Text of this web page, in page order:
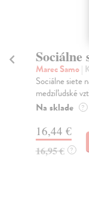
Sociálne
Marec Samo|
Sociálne siete
medziľudské
Na sklade ?
16,44 €
16,95 € ?